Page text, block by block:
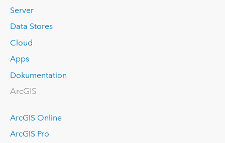
Server
Data Stores
Cloud
Apps
Dokumentation
ArcGIS
ArcGIS Online
ArcGIS Pro